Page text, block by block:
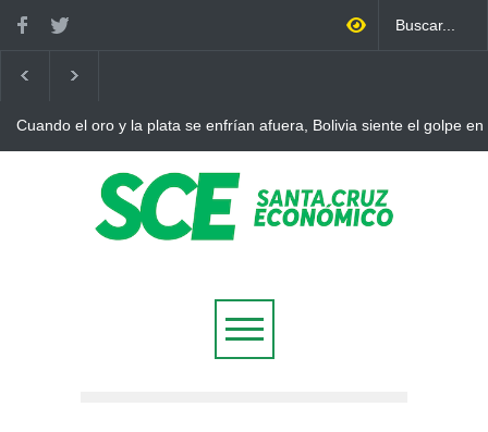
y la plata se enfrían afuera, Bolivia siente el golpe en casa